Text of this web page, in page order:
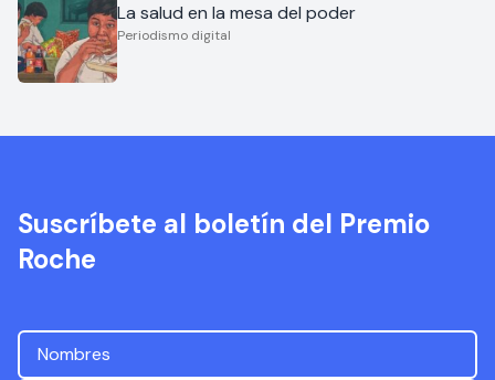
La salud en la mesa del poder
Periodismo digital
Suscríbete al boletín del Premio
Roche